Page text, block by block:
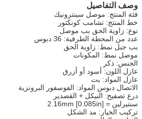
وصف التفاصيل
فئة المنتج: موصل سينترونيك
خط المنتج: تشامب كونكتور
نوع: زاوية الحق بب موصل
عدد من المحطة الطرفية: 36 دبوس
بب جبل نمط: زاوية الحق
موصل نمط: المكونات
الجنس: ذكر
عازل اللون: أسود أو أزرق
عازل المواد: بت
الاتصال دبوس المواد: الفوسفور البرونزية
درع تصفيح: النيكل + القصدير
سنتيرلين = 2.16mm [0.085in]
تركيب الخيار: مد الشكل